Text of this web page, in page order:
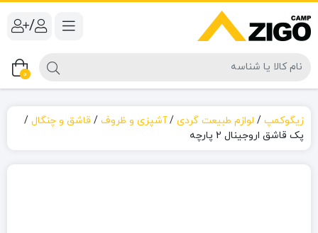
/
0
زیگوکمپ / لوازم طبیعت گردی /آشپزی و ظروف / قاشق و چنگال /
پک قاشق اروجینال 2 پارچه